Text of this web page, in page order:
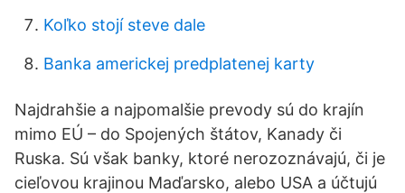
Koľko stojí steve dale
Banka americkej predplatenej karty
Najdrahšie a najpomalšie prevody sú do krajín
mimo EÚ – do Spojených štátov, Kanady či
Ruska. Sú však banky, ktoré nerozoznávajú, či je
cieľovou krajinou Maďarsko, alebo USA a účtujú